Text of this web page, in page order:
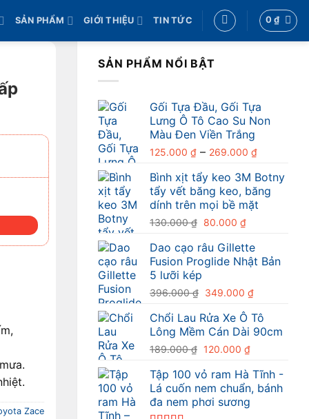
SẢN PHẨM GIỚI THIỆU TIN TỨC 0₫
SẢN PHẨM NỔI BẬT
Gối Tựa Đầu, Gối Tựa
Lưng Ô Tô Cao Su Non
Màu Đen Viền Trắng
125.000 ₫ – 269.000 ₫Khoảng
từ
125.000 ₫
đến
Bình xịt tẩy keo 3M Botny
tẩy vết băng keo, băng
dính trên mọi bề mặt
130.000₫ Giá
là:
130.000 ₫.
80.000₫Giá
tại
là:
Dao cạo râu Gillette
Fusion Proglide Nhật Bản
5 lưỡi kép
396.000₫ Giá
là:
396.000 ₫.
349.000₫Giá
tại
là:
Chổi Lau Rửa Xe Ô Tô
Lông Mềm Cán Dài 90cm
189.000₫ Giá
là:
189.000 ₫.
120.000₫Giá
tại
là:
Tập 100 vỏ ram Hà Tĩnh -
Lá cuốn nem chuẩn, bánh
đa nem phơi sương
ZACE SỐ LƯỢNG
Zace